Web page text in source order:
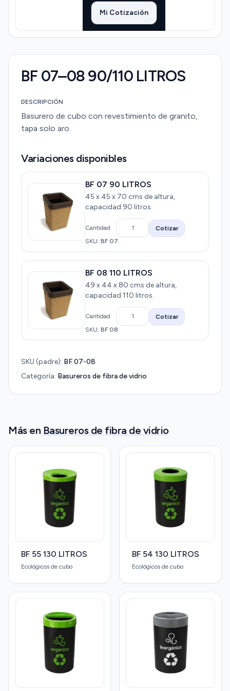
Mi Cotización
BF 07–08 90/110 LITROS
DESCRIPCIÓN
Basurero de cubo con revestimiento de granito,
tapa solo aro.
Variaciones disponibles
BF 07 90 LITROS
45 x 45 x 70 cms de altura,
capacidad 90 litros.
Cantidad
Cotizar
SKU: BF 07
BF 08 110 LITROS
49 x 44 x 80 cms de altura,
capacidad 110 litros.
Cantidad
Cotizar
SKU: BF 08
SKU (padre): BF 07-08
Categoría: Basureros de fibra de vidrio
Más en Basureros de fibra de vidrio
BF 55 130 LITROS
Ecológicos de cubo
BF 54 130 LITROS
Ecológicos de cubo